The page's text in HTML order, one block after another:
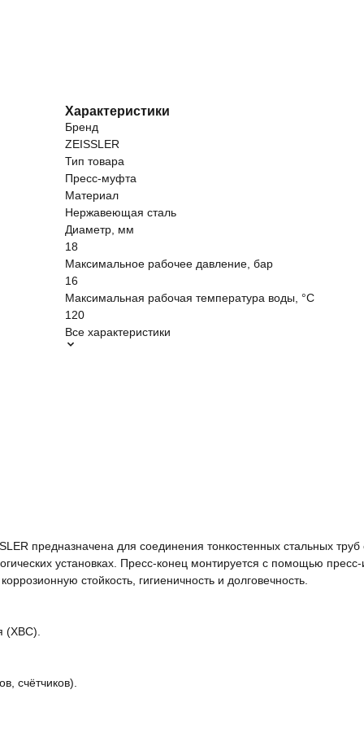
Характеристики
Бренд
ZEISSLER
Тип товара
Пресс-муфта
Материал
Нержавеющая сталь
Диаметр, мм
18
Максимальное рабочее давление, бар
16
Максимальная рабочая температура воды, °C
120
Все характеристики
предназначена для соединения тонкостенных стальных
установках. Пресс-конец монтируется с помощью
стойкость, гигиеничность и долговечность.
(ХВС).
счётчиков).